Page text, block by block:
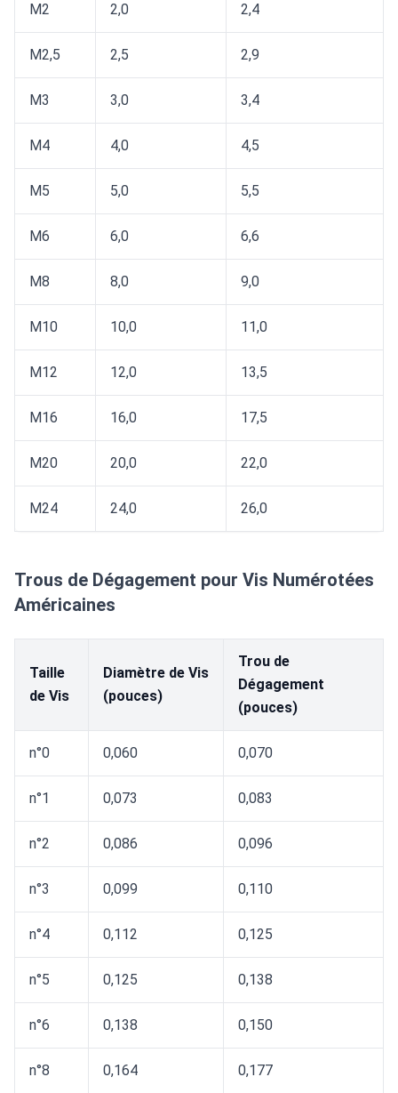
M2 2,0 2,4
M2,5 2,5 2,9
M3 3,0 3,4
M4 4,0 4,5
M5 5,0 5,5
M6 6,0 6,6
M8 8,0 9,0
M10 10,0 11,0
M12 12,0 13,5
M16 16,0 17,5
M20 20,0 22,0
M24 24,0 26,0
Trous de Dégagement pour Vis Numérotées
Américaines
Taille
de Vis
Diamètre de Vis
(pouces)
Trou de
Dégagement
(pouces)
n°0 0,060 0,070
n°1 0,073 0,083
n°2 0,086 0,096
n°3 0,099 0,110
n°4 0,112 0,125
n°5 0,125 0,138
n°6 0,138 0,150
n°8 0,164 0,177